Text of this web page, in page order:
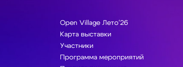
Open Village Лето'26
Карта выставки
Участники
Программа мероприятий